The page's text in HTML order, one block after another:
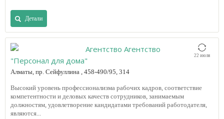
Детали
22 июля
Агентство Агентство
"Персонал для дома"
Алматы, пр. Сейфуллина , 458-490/95, 314
Высокий уровень профессионализма рабочих кадров, соответствие
компетентности и деловых качеств сотрудников, занимаемым
должностям, удовлетворение кандидатами требований работодателя,
являются...